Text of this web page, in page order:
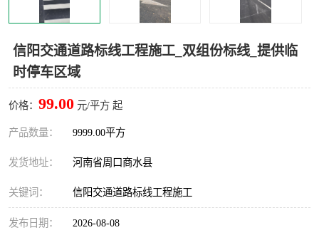
信阳交通道路标线工程施工_双组份标线_提供临
时停车区域
价格： 99.00 元/平方 起
产品数量： 9999.00平方
发货地址： 河南省周口商水县
关键词： 信阳交通道路标线工程施工
发布日期： 2026-08-08